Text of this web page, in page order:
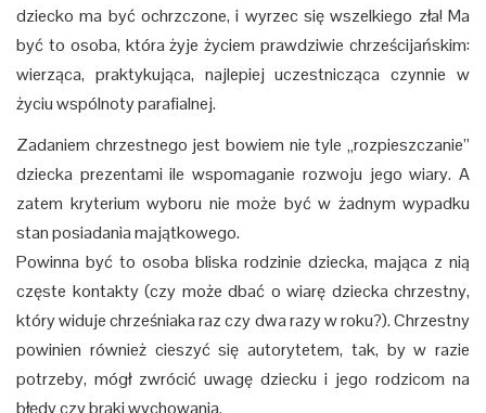
dziecko ma być ochrzczone, i wyrzec się wszelkiego zła! Ma
być to osoba, która żyje życiem prawdziwie chrześcijańskim:
wierząca, praktykująca, najlepiej uczestnicząca czynnie w
życiu wspólnoty parafialnej.
Zadaniem chrzestnego jest bowiem nie tyle „rozpieszczanie”
dziecka prezentami ile wspomaganie rozwoju jego wiary. A
zatem kryterium wyboru nie może być w żadnym wypadku
stan posiadania majątkowego.
Powinna być to osoba bliska rodzinie dziecka, mająca z nią
częste kontakty (czy może dbać o wiarę dziecka chrzestny,
który widuje chrześniaka raz czy dwa razy w roku?). Chrzestny
powinien również cieszyć się autorytetem, tak, by w razie
potrzeby, mógł zwrócić uwagę dziecku i jego rodzicom na
błędy czy braki wychowania.